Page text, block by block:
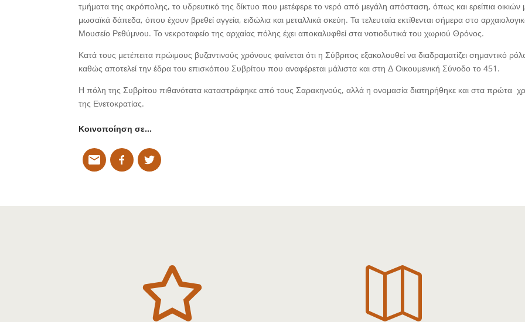
τμήματα της ακρόπολης, το υδρευτικό της δίκτυο που μετέφερε το νερό από μεγάλη απόσταση, όπως και ερείπια οικιών
μωσαϊκά δάπεδα, όπου έχουν βρεθεί αγγεία, ειδώλια και μεταλλικά σκεύη. Τα τελευταία εκτίθενται σήμερα στο
Μουσείο Ρεθύμνου. Το νεκροταφείο της αρχαίας πόλης έχει αποκαλυφθεί στα νοτιοδυτικά του χωριού Θρόνος.
Κατά τους μετέπειτα πρώιμους βυζαντινούς χρόνους φαίνεται ότι η Σύβριτος εξακολουθεί να διαδραματίζει σημαντικό
καθώς αποτελεί την έδρα του επισκόπου Συβρίτου που αναφέρεται μάλιστα και στη Δ Οικουμενική Σύνοδο το 451.
Η πόλη της Συβρίτου πιθανότατα καταστράφηκε από τους Σαρακηνούς, αλλά η ονομασία διατηρήθηκε και στα πρώτα
της Ενετοκρατίας.
Κοινοποίηση σε…
 